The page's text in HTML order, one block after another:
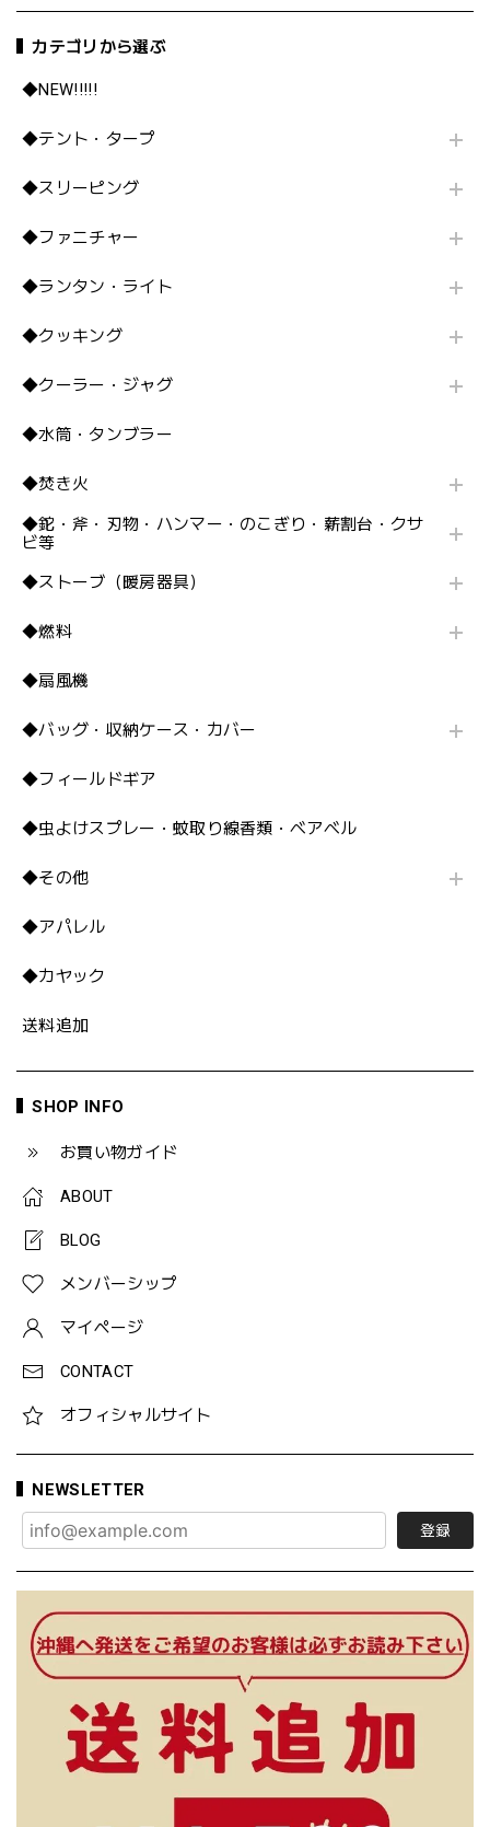
カテゴリから選ぶ
◆NEW!!!!!
◆テント・タープ
◆スリーピング
◆ファニチャー
◆ランタン・ライト
◆クッキング
◆クーラー・ジャグ
◆水筒・タンブラー
◆焚き火
◆鉈・斧・刃物・ハンマー・のこぎり・薪割台・クサ
ビ等
◆ストーブ（暖房器具）
◆燃料
◆扇風機
◆バッグ・収納ケース・カバー
◆フィールドギア
◆虫よけスプレー・蚊取り線香類・ベアベル
◆その他
◆アパレル
◆カヤック
送料追加
SHOP INFO
お買い物ガイド
ABOUT
BLOG
メンバーシップ
マイページ
CONTACT
オフィシャルサイト
NEWSLETTER
登録